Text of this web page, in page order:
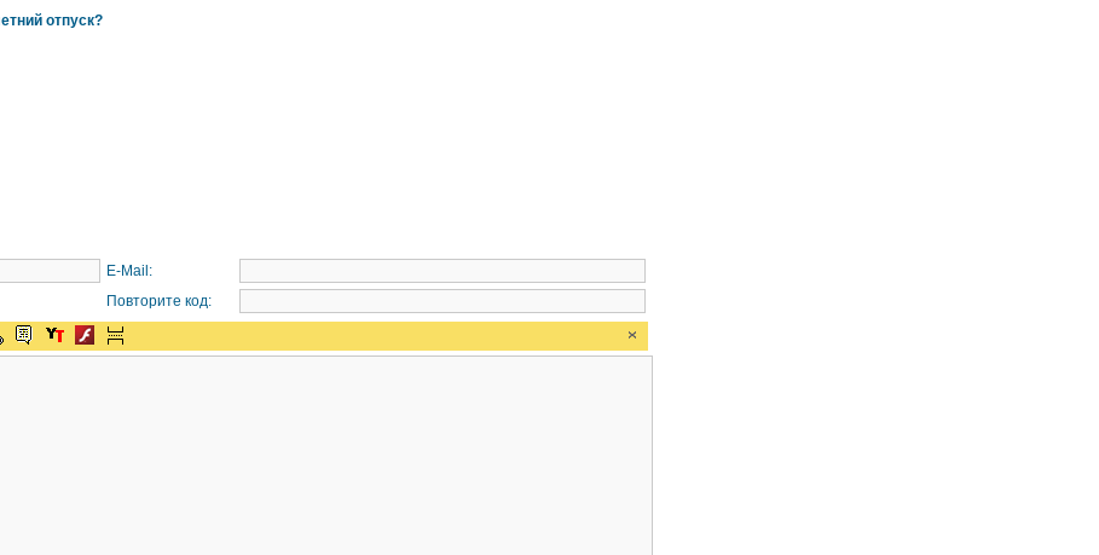
отпуск?
E-Mail:
Повторите код: